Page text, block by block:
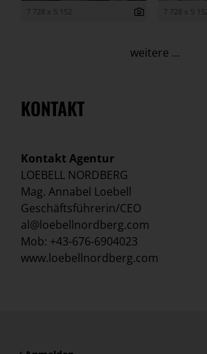
7 728 x 5 152 7 728 x 5 152
weitere ...
KONTAKT
Kontakt Agentur
LOEBELL NORDBERG
Mag. Annabel Loebell
Geschäftsführerin/CEO
al@loebellnordberg.com
Mob: +43-676-6904023
www.loebellnordberg.com